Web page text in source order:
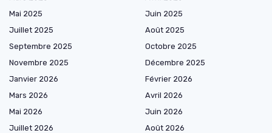
Mai 2025
Juin 2025
Juillet 2025
Août 2025
Septembre 2025
Octobre 2025
Novembre 2025
Décembre 2025
Janvier 2026
Février 2026
Mars 2026
Avril 2026
Mai 2026
Juin 2026
Juillet 2026
Août 2026